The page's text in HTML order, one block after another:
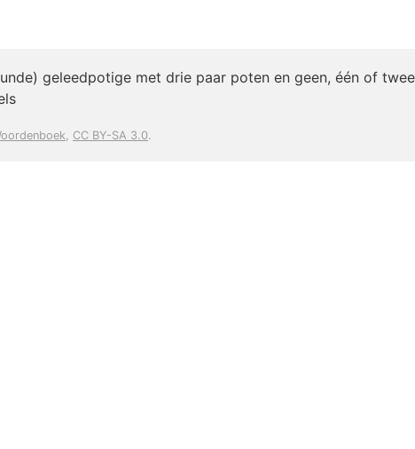
geleedpotige met drie paar poten en geen, één of
, CC BY-SA 3.0.